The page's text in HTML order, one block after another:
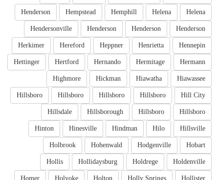
Helena
Helena
Hemphill
Hempstead
Henderson
Henderson
Henderson
Henderson
Hendersonville
Hennepin
Henrietta
Heppner
Hereford
Herkimer
Hermann
Hermitage
Hernando
Hertford
Hettinger
Hiawassee
Hiawatha
Hickman
Highmore
Hill City
Hillsboro
Hillsboro
Hillsboro
Hillsboro
Hillsboro
Hillsboro
Hillsborough
Hillsdale
Hillsville
Hilo
Hindman
Hinesville
Hinton
Hobart
Hodgenville
Hohenwald
Holbrook
Holdenville
Holdrege
Hollidaysburg
Hollis
Hollister
Holly Springs
Holton
Holyoke
Homer